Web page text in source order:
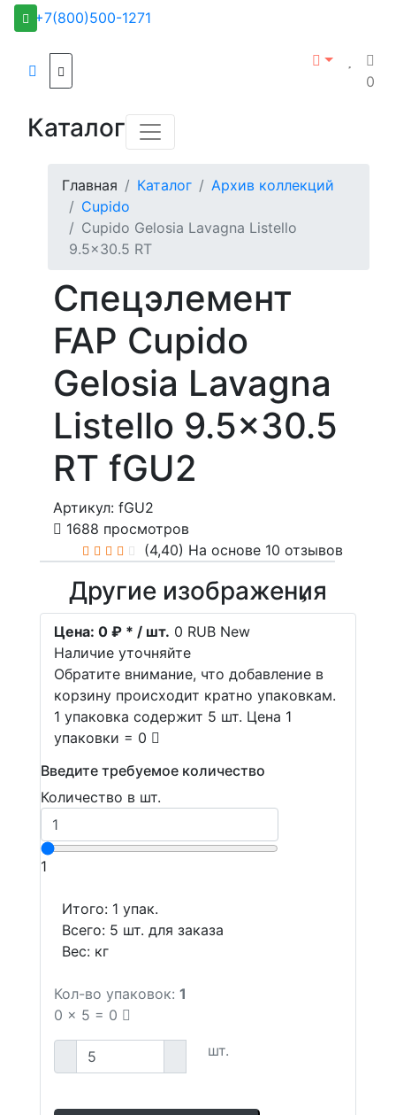
+7(800)500-1271
0
Каталог
Главная Каталог
Архив коллекций
Cupido
Cupido Gelosia Lavagna Listello
9.5x30.5 RT
Спецэлемент
FAP Cupido
Gelosia Lavagna
Listello 9.5x30.5
RT fGU2
Артикул: fGU2
1688 просмотров
(4,40) На основе 10 отзывов
Другие изображения
Цена: 0 ₽ * / шт. 0 RUB New
Наличие уточняйте
Обратите внимание, что добавление в
корзину происходит кратно упаковкам.
1 упаковка содержит 5 шт. Цена 1
упаковки = 0
Введите требуемое количество
Количество в шт.
1
Итого: 1 упак.
Всего: 5 шт. для заказа
Вес: кг
Кол-во упаковок: 1
0 x 5 = 0
шт.